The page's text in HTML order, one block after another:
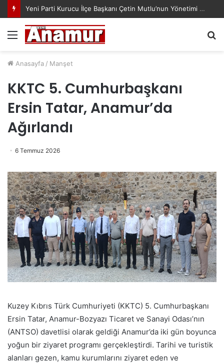
Cennet Mekanın Olsun Duygu Öksüz Canova
Menü
Anasayfa / Manşet
KKTC 5. Cumhurbaşkanı
Ersin Tatar, Anamur’da
Ağırlandı
6 Temmuz 2026
Kuzey Kıbrıs Türk Cumhuriyeti (KKTC) 5. Cumhurbaşkanı
Ersin Tatar, Anamur-Bozyazı Ticaret ve Sanayi Odası’nın
(ANTSO) davetlisi olarak geldiği Anamur’da iki gün boyunca
yoğun bir ziyaret programı gerçekleştirdi. Tarihi ve turistik
alanları gezen, kamu kurumlarını ziyaret eden ve